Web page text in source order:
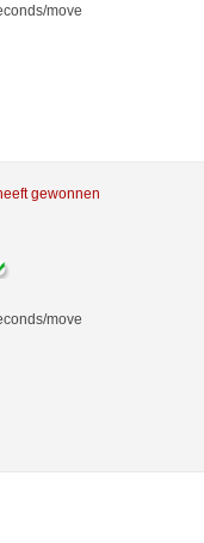
move
gewonnen
move